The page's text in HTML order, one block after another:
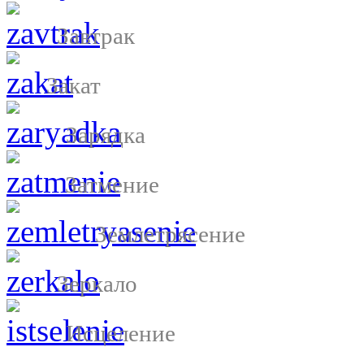
Завтрак
Закат
Зарядка
Затмение
Землетрясение
Зеркало
Исцеление